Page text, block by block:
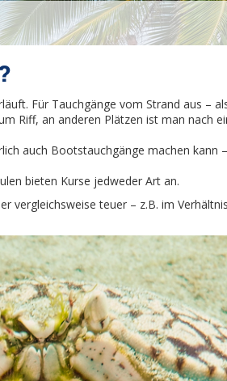
Für Tauchgänge vom Strand aus –
Riff, an anderen Plätzen ist man nach
auch Bootstauchgänge machen kann
bieten Kurse jedweder Art an.
vergleichsweise teuer – z.B. im